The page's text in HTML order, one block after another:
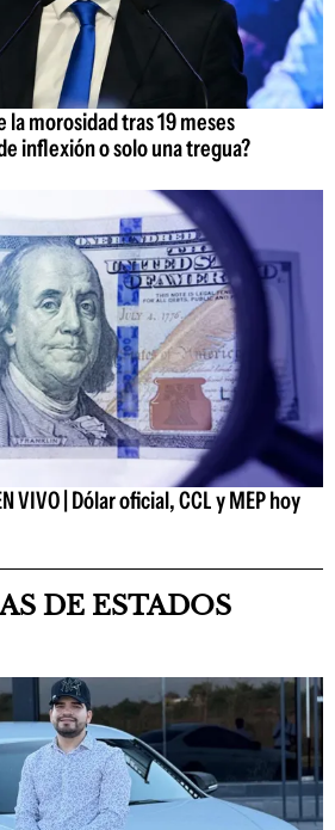
morosidad tras 19 meses
inflexión o solo una tregua?
VIVO | Dólar oficial, CCL y MEP hoy
DE ESTADOS